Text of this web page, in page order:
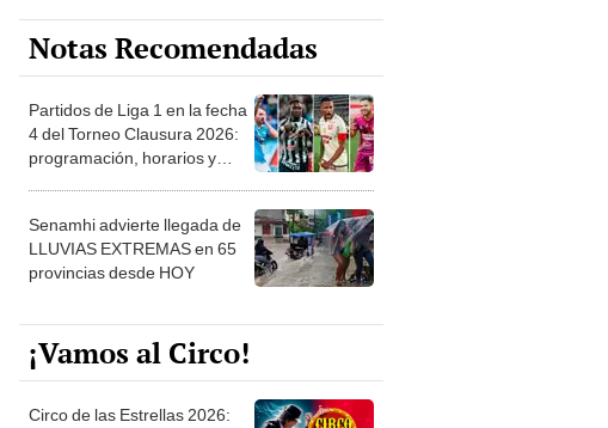
Notas Recomendadas
Partidos de Liga 1 en la fecha
4 del Torneo Clausura 2026:
programación, horarios y
Senamhi advierte llegada de
LLUVIAS EXTREMAS en 65
provincias desde HOY
¡Vamos al Circo!
Circo de las Estrellas 2026: